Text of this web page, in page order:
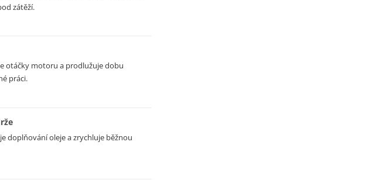
zátěží.
otáčky motoru a prodlužuje dobu
práci.
doplňování oleje a zrychluje běžnou